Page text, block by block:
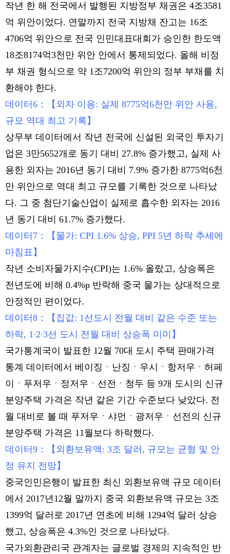
작년 한 해 전국에서 발행된 지방정부 채권은 4조3581
억 위안이었다. 연말까지 전국 지방채 잔고는 16조
4706억 위안으로 전국 인민대표대회가 승인한 한도액
18조8174억3천만 위안 안에서 통제되었다. 올해 비정
부 채권 형식으로 약 1조7200억 위안의 정부 부채를 치
환해야 한다.
데이터6：【외자 이용: 실제 8775억6천만 위안 사용,
규모 역대 최고 기록】
상무부 데이터에서 작년 전국에 신설된 외국인 투자기
업은 3만5652개로 동기 대비 27.8% 증가했고, 실제 사
용한 외자는 2016년 동기 대비 7.9% 증가한 8775억6천
만 위안으로 역대 최고 규모를 기록한 것으로 나타났
다. 그 중 첨단기술산업이 실제로 흡수한 외자는 2016
년 동기 대비 61.7% 증가했다.
데이터7：【물가: CPI 1.6% 상승, PPI 5년 하락 추세에
마침표】
작년 소비자물가지수(CPI)는 1.6% 올랐고, 상승폭은
전년도에 비해 0.4%p 반락해 중국 물가는 상대적으로
안정적인 편이었다.
데이터8：【집값: 1선도시 전월 대비 같은 수준 또는
하락, 1∙2∙3선 도시 전월 대비 상승폭 미미】
국가통계국이 발표한 12월 70대 도시 주택 판매가격
통계 데이터에서 베이징ㆍ난징ㆍ우시ㆍ항저우ㆍ허페
이ㆍ푸저우ㆍ정저우ㆍ선전ㆍ청두 등 9개 도시의 신규
분양주택 가격은 작년 같은 기간 수준보다 낮았다. 전
월 대비로 볼 때 푸저우ㆍ샤먼ㆍ광저우ㆍ선전의 신규
분양주택 가격은 11월보다 하락했다.
데이터9：【외환보유액: 3조 달러, 규모는 균형 및 안
정 유지 전망】
중국인민은행이 발표한 최신 외환보유액 규모 데이터
에서 2017년12월 말까지 중국 외환보유액 규모는 3조
1399억 달러로 2017년 연초에 비해 1294억 달러 상승
했고, 상승폭은 4.3%인 것으로 나타났다.
국가외환관리국 관계자는 글로벌 경제의 지속적인 반